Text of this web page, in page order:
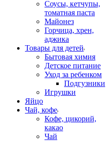
Соусы, кетчупы,
томатная паста
Майонез
Горчица, хрен,
аджика
Товары для детей
Бытовая химия
Детское питание
Уход за ребенком
Подгузники
Игрушки
Яйцо
Чай, кофе
Кофе, цикорий,
какао
Чай